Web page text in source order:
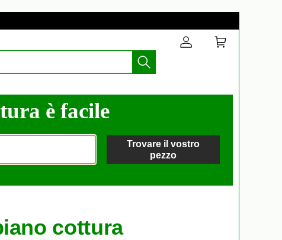
è facile
Trovare il vostro
pezzo
cottura